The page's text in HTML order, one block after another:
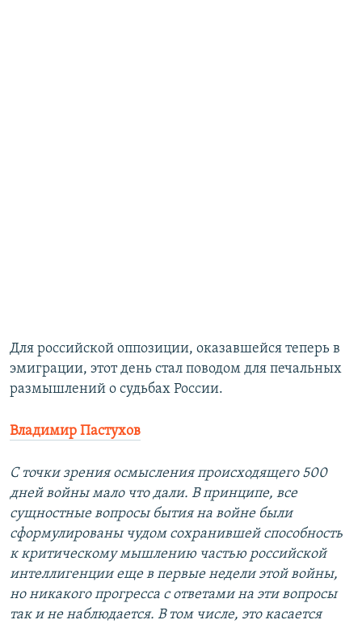
Для российской оппозиции, оказавшейся теперь в
эмиграции, этот день стал поводом для печальных
размышлений о судьбах России.
Владимир Пастухов
С точки зрения осмысления происходящего 500
дней войны мало что дали. В принципе, все
сущностные вопросы бытия на войне были
сформулированы чудом сохранившей способность
к критическому мышлению частью российской
интеллигенции еще в первые недели этой войны,
но никакого прогресса с ответами на эти вопросы
так и не наблюдается. В том числе, это касается